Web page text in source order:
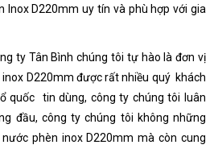
Inox D220mm uy tín và phù hợp với gia
ty Tân Bình chúng tôi tự hào là đơn vị
D220mm được rất nhiều quý khách
quốc tin dùng, công ty chúng tôi luân
đầu, công ty chúng tôi không những
phèn inox D220mm mà còn cung